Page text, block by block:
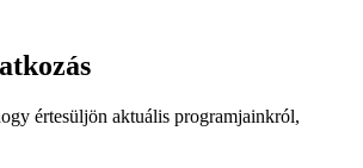
értesüljön aktuális programjainkról,